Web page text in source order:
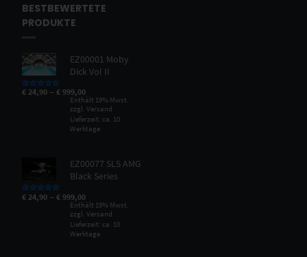
BESTBEWERTETE
PRODUKTE
EZ00001 Moby
Dick Vol II
Bewertet mit
von 5
€ 24,90 –€ 999,00
Enthält 19% Mwst.
zzgl.Versand
Lieferzeit: ca. 10
Werktage
EZ00077 SLS AMG
Black Series
Bewertet mit
von 5
€ 24,90 –€ 999,00
Enthält 19% Mwst.
zzgl.Versand
Lieferzeit: ca. 10
Werktage